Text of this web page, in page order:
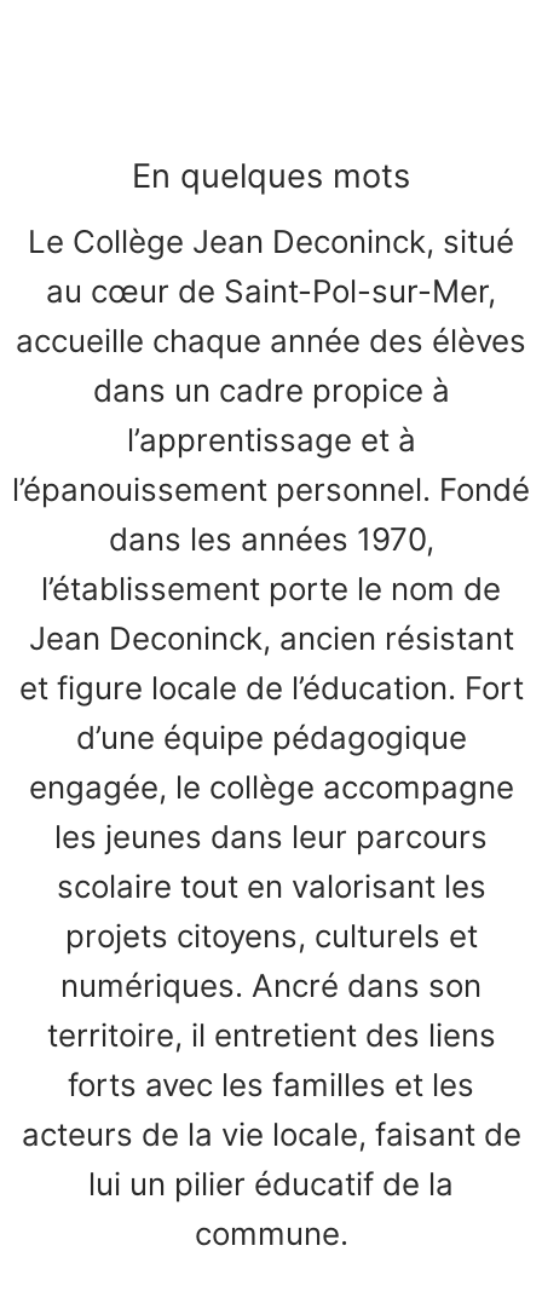
En quelques mots
Le Collège Jean Deconinck, situé
au cœur de Saint-Pol-sur-Mer,
accueille chaque année des élèves
dans un cadre propice à
l’apprentissage et à
l’épanouissement personnel. Fondé
dans les années 1970,
l’établissement porte le nom de
Jean Deconinck, ancien résistant
et figure locale de l’éducation. Fort
d’une équipe pédagogique
engagée, le collège accompagne
les jeunes dans leur parcours
scolaire tout en valorisant les
projets citoyens, culturels et
numériques. Ancré dans son
territoire, il entretient des liens
forts avec les familles et les
acteurs de la vie locale, faisant de
lui un pilier éducatif de la
commune.